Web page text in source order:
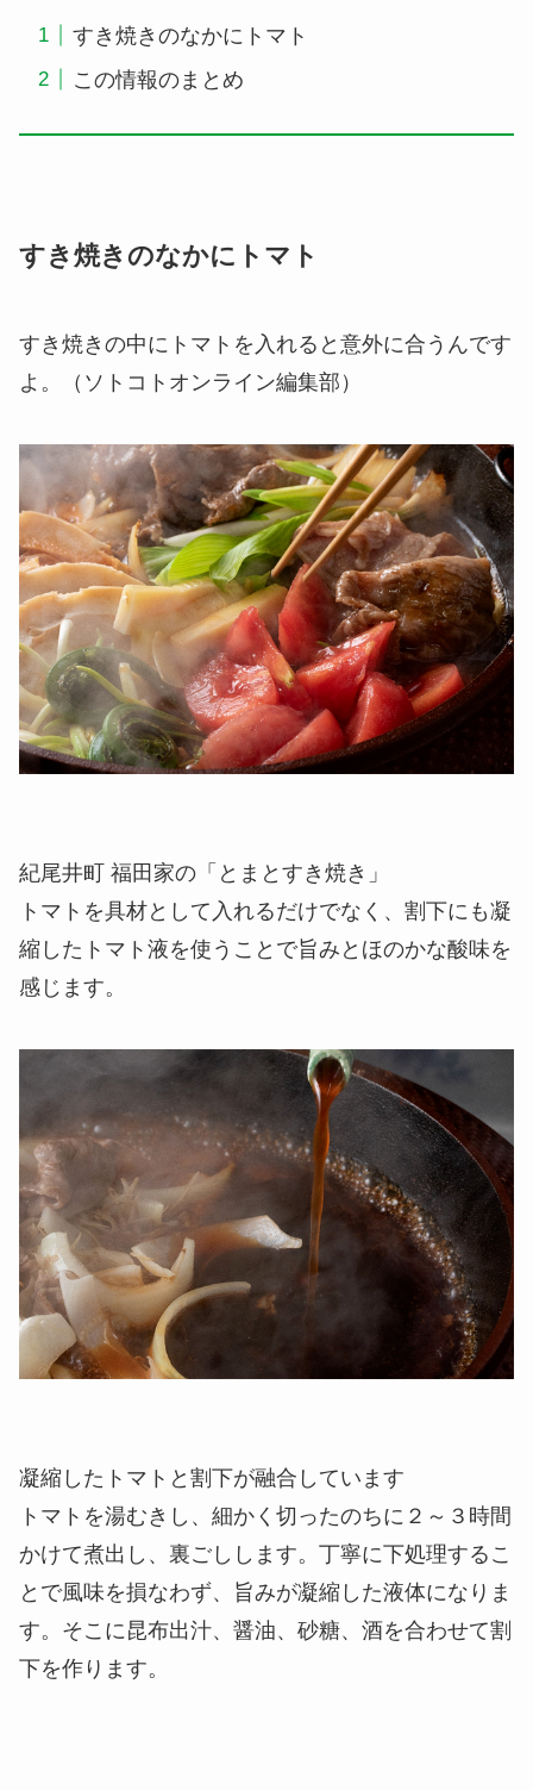
すき焼きのなかにトマト
この情報のまとめ
すき焼きのなかにトマト
すき焼きの中にトマトを入れると意外に合うんです
よ。（ソトコトオンライン編集部）
紀尾井町 福田家の「とまとすき焼き」
トマトを具材として入れるだけでなく、割下にも凝
縮したトマト液を使うことで旨みとほのかな酸味を
感じます。
凝縮したトマトと割下が融合しています
トマトを湯むきし、細かく切ったのちに２～３時間
かけて煮出し、裏ごしします。丁寧に下処理するこ
とで風味を損なわず、旨みが凝縮した液体になりま
す。そこに昆布出汁、醤油、砂糖、酒を合わせて割
下を作ります。